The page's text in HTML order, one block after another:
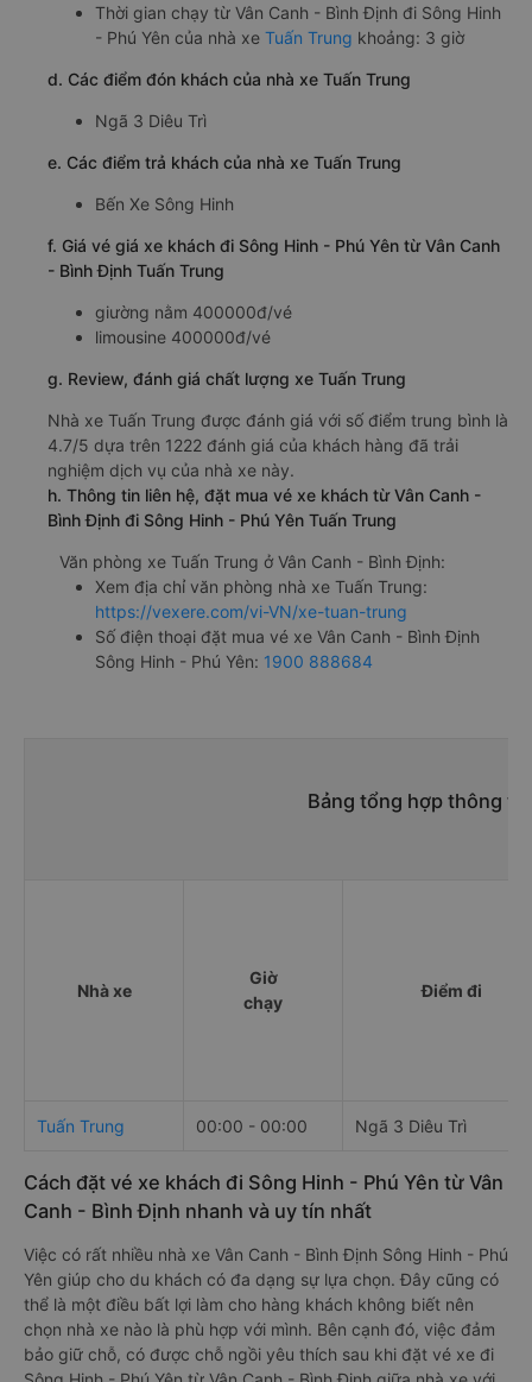
Thời gian chạy từ Vân Canh - Bình Định đi Sông Hinh
- Phú Yên của nhà xe Tuấn Trung khoảng: 3 giờ
d. Các điểm đón khách của nhà xe Tuấn Trung
Ngã 3 Diêu Trì
e. Các điểm trả khách của nhà xe Tuấn Trung
Bến Xe Sông Hinh
f. Giá vé giá xe khách đi Sông Hinh - Phú Yên từ Vân Canh
- Bình Định Tuấn Trung
giường nằm 400000đ/vé
limousine 400000đ/vé
g. Review, đánh giá chất lượng xe Tuấn Trung
Nhà xe Tuấn Trung được đánh giá với số điểm trung bình là
4.7/5 dựa trên 1222 đánh giá của khách hàng đã trải
nghiệm dịch vụ của nhà xe này.
h. Thông tin liên hệ, đặt mua vé xe khách từ Vân Canh -
Bình Định đi Sông Hinh - Phú Yên Tuấn Trung
Văn phòng xe Tuấn Trung ở Vân Canh - Bình Định:
Xem địa chỉ văn phòng nhà xe Tuấn Trung:
https://vexere.com/vi-VN/xe-tuan-trung
Số điện thoại đặt mua vé xe Vân Canh - Bình Định
Sông Hinh - Phú Yên: 1900 888684
Bảng tổng hợp thông
Nhà xe
Giờ
chạy
Điểm đi
Tuấn Trung 00:00 - 00:00 Ngã 3 Diêu Trì
Cách đặt vé xe khách đi Sông Hinh - Phú Yên từ Vân
Canh - Bình Định nhanh và uy tín nhất
Việc có rất nhiều nhà xe Vân Canh - Bình Định Sông Hinh - Phú
Yên giúp cho du khách có đa dạng sự lựa chọn. Đây cũng có
thể là một điều bất lợi làm cho hàng khách không biết nên
chọn nhà xe nào là phù hợp với mình. Bên cạnh đó, việc đảm
bảo giữ chỗ, có được chỗ ngồi yêu thích sau khi đặt vé xe đi